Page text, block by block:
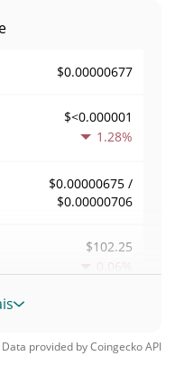
$0.00000677
$<0.000001
1.28%
$0.00000675 /
$0.00000706
$102.25
0.06%
Data provided byCoingeckoAPI